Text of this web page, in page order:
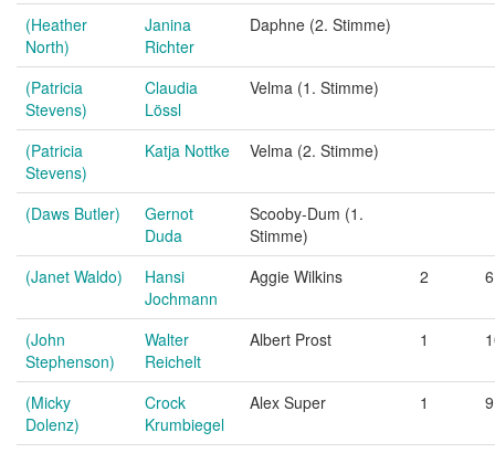
(Heather
North)
Janina
Richter
Daphne (2. Stimme)
(Patricia
Stevens)
Claudia
Lössl
Velma (1. Stimme)
(Patricia
Stevens)
Katja Nottke Velma (2. Stimme)
(Daws Butler)
Gernot
Duda
Scooby-Dum (1.
Stimme)
(Janet Waldo)
Hansi
Jochmann
Aggie Wilkins 2 6
(John
Stephenson)
Walter
Reichelt
Albert Prost 1
(Micky
Dolenz)
Crock
Krumbiegel
Alex Super 1 9